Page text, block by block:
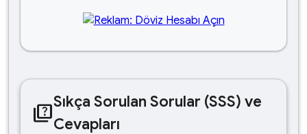
quizSıkça Sorulan Sorular (SSS) ve
Cevapları